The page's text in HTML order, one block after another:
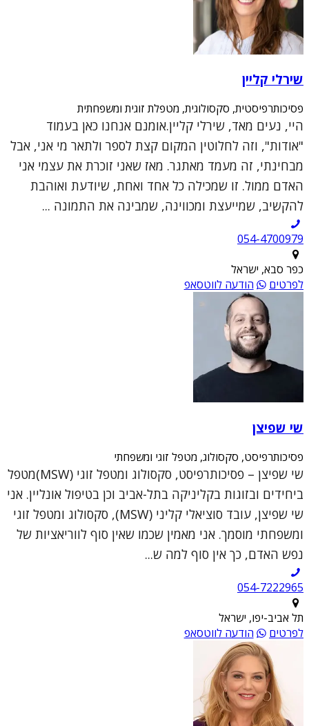
שירלי קליין
פסיכותרפיסטית, סקסולוגית, מטפלת זוגית ומשפחתית
היי, נעים מאד, שירלי קליין.אומנם אנחנו כאן בעמוד
"אודות", וזה לחלוטין המקום קצת לספר ולתאר מי אני, אבל
מבחינתי, זה מעמד מאתגר. מאז שאני זוכרת את עצמי אני
האדם ממול. זו שמכילה כל אחד ואחת, שיודעת ואוהבת
להקשיב, שמייעצת ומכווינה, שמבינה את התמונה ...
054-4700979
כפר סבא, ישראל
לפרטים
הודעה לווטסאפ
שי שפיצן
פסיכותרפיסט, סקסולוג, מטפל זוגי ומשפחתי
שי שפיצן – פסיכותרפיסט, סקסולוג ומטפל זוגי (MSW)מטפל
ביחידים ובזוגות בקליניקה בתל-אביב וכן בטיפול אונליין. אני
שי שפיצן, עובד סוציאלי קליני (MSW), סקסולוג ומטפל זוגי
ומשפחתי מוסמך. אני מאמין שכמו שאין סוף לווריאציות של
נפש האדם, כך אין סוף למה ש...
054-7222965
תל אביב-יפו, ישראל
לפרטים
הודעה לווטסאפ